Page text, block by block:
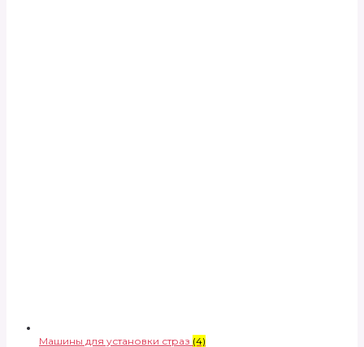
Машины для установки страз (4)